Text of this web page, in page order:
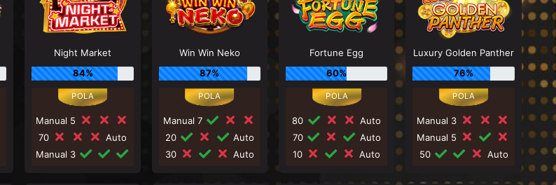
Night Market
84%
Manual 5
70
Auto
Manual 3
Win Win Neko
87%
Manual 7
20
Auto
30
Auto
Fortune Egg
60%
80
Auto
70
Auto
10
Auto
Luxury Golden Panther
76%
Manual 3
Manual 5
50
Auto